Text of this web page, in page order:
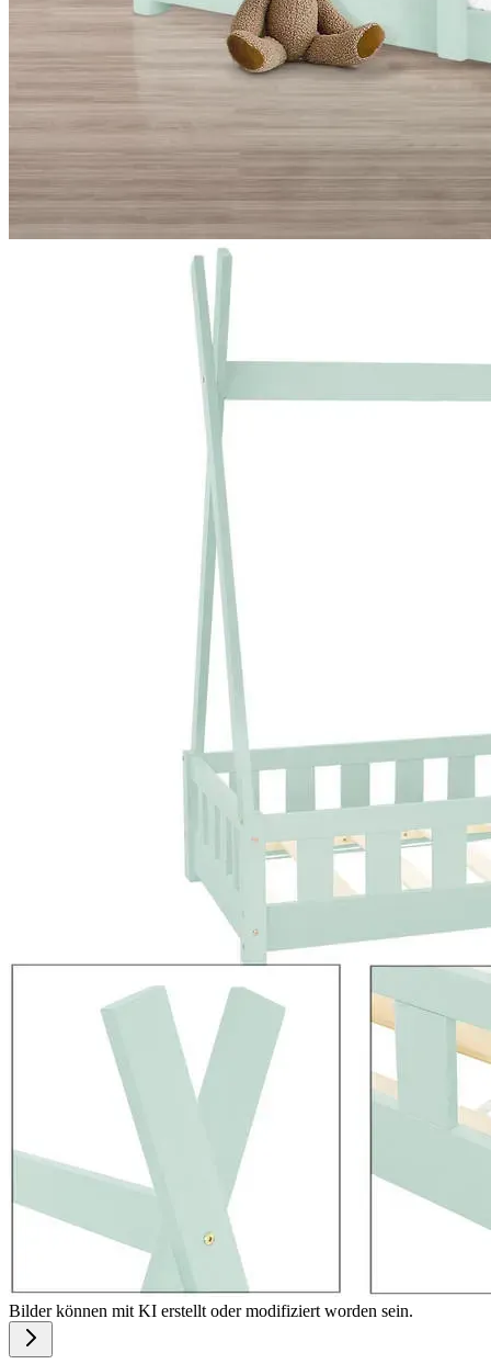
Bilder können mit KI erstellt oder modifiziert worden sein.